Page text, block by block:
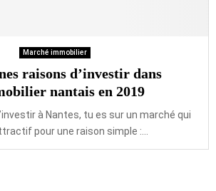
Marché immobilier
raisons d’investir dans
nantais en 2019
à Nantes, tu es sur un marché qui
pour une raison simple :...